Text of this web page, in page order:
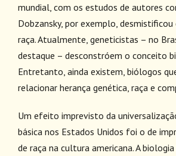
mundial, com os estudos de autores
Dobzansky, por exemplo,
raça. Atualmente, geneticistas – no
destaque – desconstróem o conceito
Entretanto, ainda existem, biólogos
relacionar herança genética, raça e
Um efeito imprevisto da
básica nos Estados Unidos foi o de
de raça na cultura americana. A